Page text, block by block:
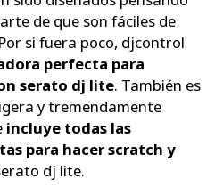
de que son fáciles de
si fuera poco, djcontrol
perfecta para
serato dj lite. También es
y tremendamente
incluye todas las
para hacer scratch y
dj lite.